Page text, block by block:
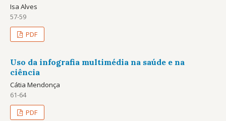
Isa Alves
57-59
PDF
Uso da infografia multimédia na saúde e na
ciência
Cátia Mendonça
61-64
PDF